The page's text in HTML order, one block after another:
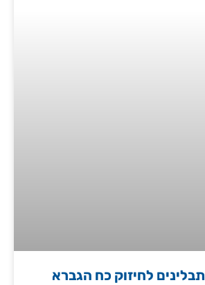
לחיזוק כח הגברא